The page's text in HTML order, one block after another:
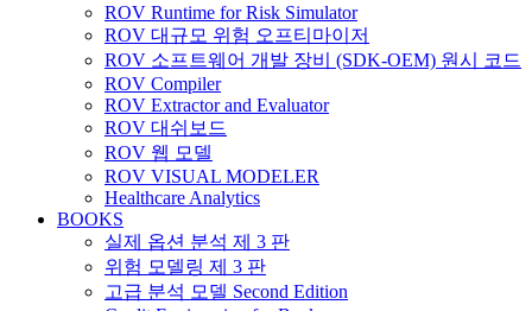
ROV Runtime for Risk Simulator
ROV 대규모 위험 오프티마이저
ROV 소프트웨어 개발 장비 (SDK-OEM) 원시 코드
ROV Compiler
ROV Extractor and Evaluator
ROV 대쉬보드
ROV 웹 모델
ROV VISUAL MODELER
Healthcare Analytics
BOOKS
실제 옵션 분석 제 3 판
위험 모델링 제 3 판
고급 분석 모델 Second Edition